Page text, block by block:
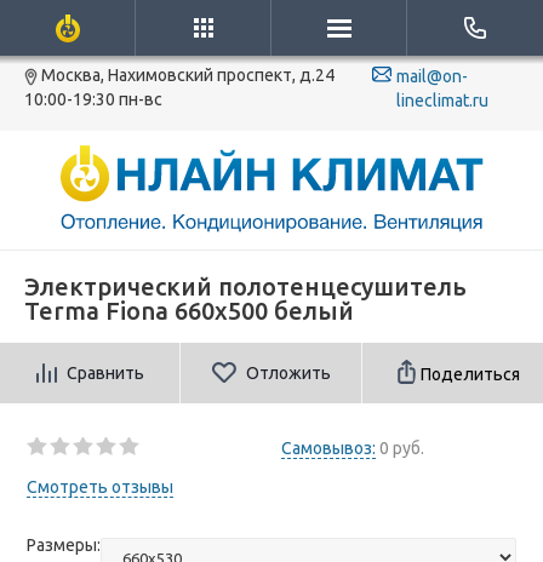
Москва, Нахимовский проспект, д.24
10:00-19:30 пн-вс
mail@on-
lineclimat.ru
Электрический полотенцесушитель
Terma Fiona 660x500 белый
Сравнить Отложить Поделиться
Самовывоз: 0 руб.
Смотреть отзывы
Размеры: